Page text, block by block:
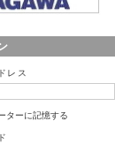
レス
ターに記憶する